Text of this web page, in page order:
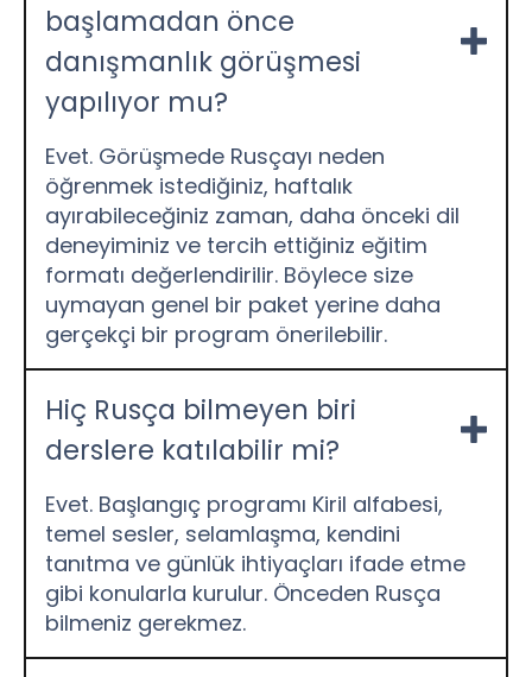
başlamadan önce
danışmanlık görüşmesi
yapılıyor mu?
Evet. Görüşmede Rusçayı neden
öğrenmek istediğiniz, haftalık
ayırabileceğiniz zaman, daha önceki dil
deneyiminiz ve tercih ettiğiniz eğitim
formatı değerlendirilir. Böylece size
uymayan genel bir paket yerine daha
gerçekçi bir program önerilebilir.
Hiç Rusça bilmeyen biri
derslere katılabilir mi?
Evet. Başlangıç programı Kiril alfabesi,
temel sesler, selamlaşma, kendini
tanıtma ve günlük ihtiyaçları ifade etme
gibi konularla kurulur. Önceden Rusça
bilmeniz gerekmez.